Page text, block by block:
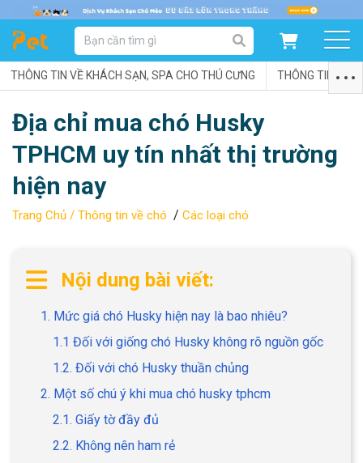
DANH MỤC SẢN PHẨM
SẢN PHẨM DÀNH CHO MÈO SẢN PHẨM DÀNH CHO CHÓ
SẨN PHẨM THEO THƯƠNG HIỆU
GIỚI THIỆU
THÔNG TIN VỀ KHÁCH SẠN, SPA CHO THÚ CƯNG THÔNG TIN VỀ
Địa chỉ mua chó Husky
TPHCM uy tín nhất thị trường
hiện nay
Trang Chủ / Thông tin về chó / Các loại chó
Nội dung bài viết:
1. Mức giá chó Husky hiện nay là bao nhiêu?
1.1 Đối với giống chó Husky không rõ nguồn gốc
1.2. Đối với chó Husky thuần chủng
2. Một số chú ý khi mua chó husky tphcm
2.1. Giấy tờ đầy đủ
2.2. Không nên ham rẻ